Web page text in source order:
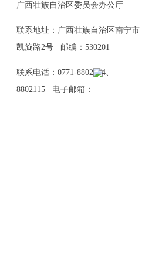
广西壮族自治区委员会办公厅
联系地址：广西壮族自治区南宁市
凯旋路2号 邮编：530201
联系电话：0771-8802114、
8802115 电子邮箱：